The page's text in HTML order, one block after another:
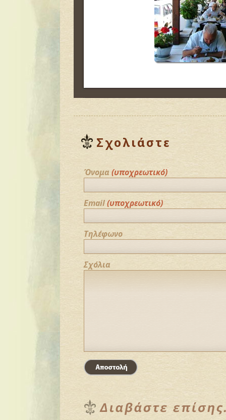
Σχολιάστε
Όνομα (υποχρεωτικό)
Email(υποχρεωτικό)
Τηλέφωνο
Σχόλια